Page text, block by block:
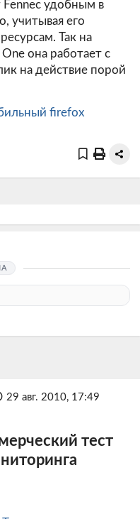
удобным в
учитывая его
Так на
она работает с
на действие порой
firefox
29 авг. 2010, 17:49
тест